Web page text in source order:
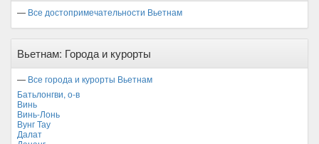
— Все достопримечательности Вьетнам
Вьетнам: Города и курорты
— Все города и курорты Вьетнам
Батьлонгви, о-в
Винь
Винь-Лонь
Вунг Тау
Далат